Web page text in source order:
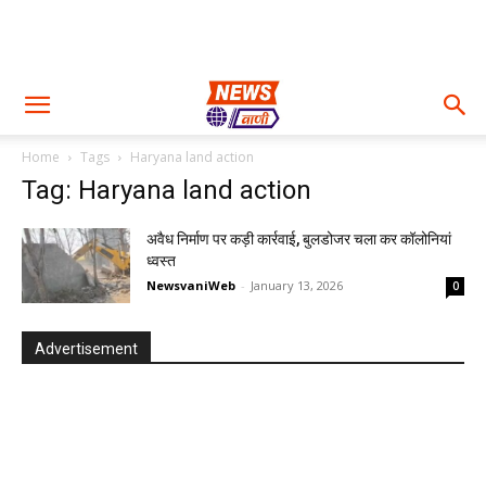
Home Tags Haryana land action
Tag: Haryana land action
अवैध निर्माण पर कड़ी कार्रवाई, बुलडोजर चला कर कॉलोनियां
ध्वस्त
NewsvaniWeb - January 13, 2026 0
Advertisement